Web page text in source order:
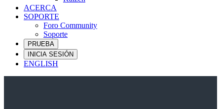
ACERCA
SOPORTE
Foro Community
Soporte
PRUEBA
INICIA SESIÓN
ENGLISH